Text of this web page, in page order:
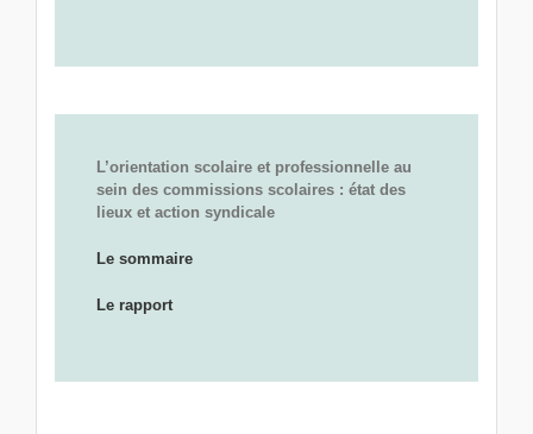
L’orientation scolaire et professionnelle au
sein des commissions scolaires : état des
lieux et action syndicale
Le sommaire
Le rapport